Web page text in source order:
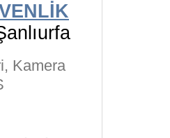
Kamera